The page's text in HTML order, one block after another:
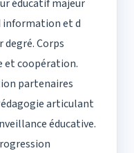
éducatif majeur
information et d
Corps
et coopération.
partenaires
articulant
éducative.